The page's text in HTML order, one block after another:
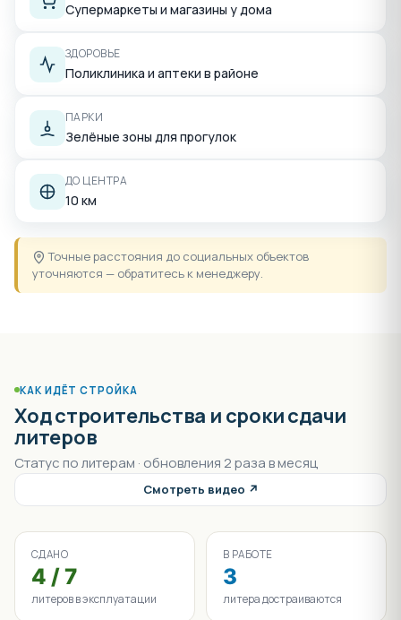
Супермаркеты и магазины у дома
ЗДОРОВЬЕ
Поликлиника и аптеки в районе
ПАРКИ
Зелёные зоны для прогулок
ДО ЦЕНТРА
10 км
Точные расстояния до социальных объектов
уточняются — обратитесь к менеджеру.
КАК ИДЁТ СТРОЙКА
Ход строительства и сроки сдачи
литеров
Статус по литерам · обновления 2 раза в месяц
Смотреть видео ↗
СДАНО
4 / 7
литеров в эксплуатации
В РАБОТЕ
3
литера достраиваются